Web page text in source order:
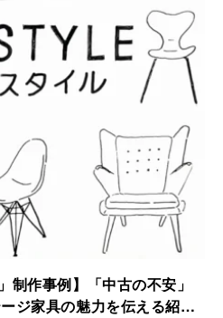
制作事例】「中古の不安」
ジ家具の魅力を伝える紹介